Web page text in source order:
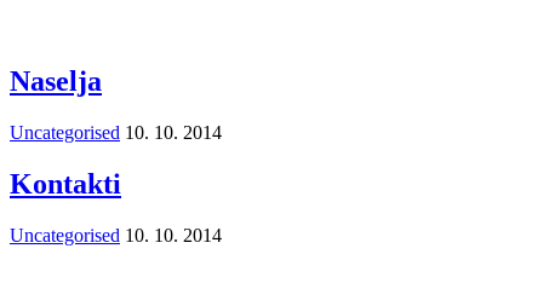
Naselja
Uncategorised 10. 10. 2014
Kontakti
Uncategorised 10. 10. 2014